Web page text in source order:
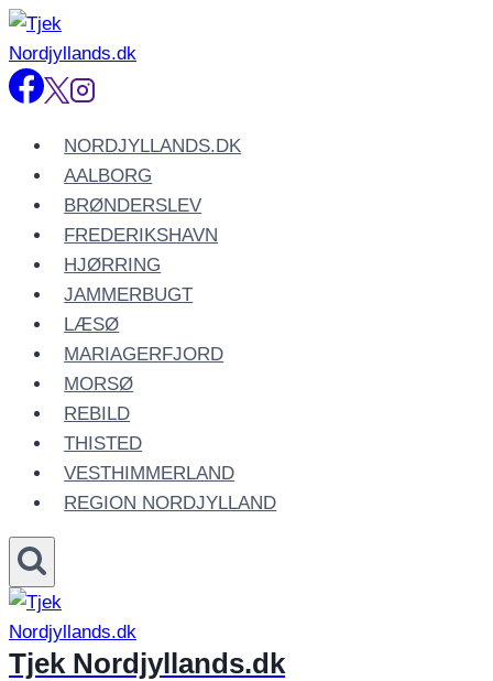
Fortsæt
til
indhold
NORDJYLLANDS.DK
AALBORG
BRØNDERSLEV
FREDERIKSHAVN
HJØRRING
JAMMERBUGT
LÆSØ
MARIAGERFJORD
MORSØ
REBILD
THISTED
VESTHIMMERLAND
REGION NORDJYLLAND
Tjek Nordjyllands.dk